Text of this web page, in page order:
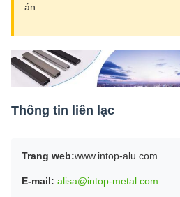
án.
Thông tin liên lạc
Trang web:www.intop-alu.com
E-mail: alisa@intop-metal.com